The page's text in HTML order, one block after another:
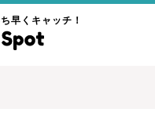
早くキャッチ！